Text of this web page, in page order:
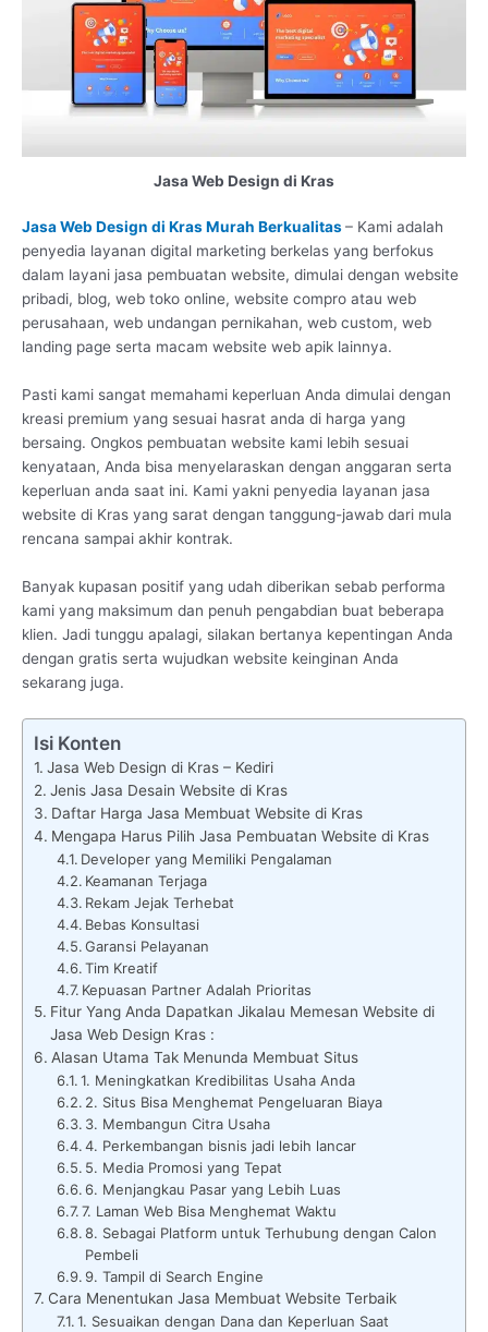
Jasa Web Design di Kras
Jasa Web Design di Kras Murah Berkualitas– Kami adalah
penyedia layanan digital marketing berkelas yang berfokus
dalam layani jasa pembuatan website, dimulai dengan website
pribadi, blog, web toko online, website compro atau web
perusahaan, web undangan pernikahan, web custom, web
landing page serta macam website web apik lainnya.
Pasti kami sangat memahami keperluan Anda dimulai dengan
kreasi premium yang sesuai hasrat anda di harga yang
bersaing. Ongkos pembuatan website kami lebih sesuai
kenyataan, Anda bisa menyelaraskan dengan anggaran serta
keperluan anda saat ini. Kami yakni penyedia layanan jasa
website di Kras yang sarat dengan tanggung-jawab dari mula
rencana sampai akhir kontrak.
Banyak kupasan positif yang udah diberikan sebab performa
kami yang maksimum dan penuh pengabdian buat beberapa
klien. Jadi tunggu apalagi, silakan bertanya kepentingan Anda
dengan gratis serta wujudkan website keinginan Anda
sekarang juga.
Isi Konten
Jasa Web Design di Kras – Kediri
Jenis Jasa Desain Website di Kras
Daftar Harga Jasa Membuat Website di Kras
Mengapa Harus Pilih Jasa Pembuatan Website di Kras
Developer yang Memiliki Pengalaman
Keamanan Terjaga
Rekam Jejak Terhebat
Bebas Konsultasi
Garansi Pelayanan
Tim Kreatif
Kepuasan Partner Adalah Prioritas
Fitur Yang Anda Dapatkan Jikalau Memesan Website di
Jasa Web Design Kras :
Alasan Utama Tak Menunda Membuat Situs
1. Meningkatkan Kredibilitas Usaha Anda
2. Situs Bisa Menghemat Pengeluaran Biaya
3. Membangun Citra Usaha
4. Perkembangan bisnis jadi lebih lancar
5. Media Promosi yang Tepat
6. Menjangkau Pasar yang Lebih Luas
7. Laman Web Bisa Menghemat Waktu
8. Sebagai Platform untuk Terhubung dengan Calon
Pembeli
9. Tampil di Search Engine
Cara Menentukan Jasa Membuat Website Terbaik
1. Sesuaikan dengan Dana dan Keperluan Saat